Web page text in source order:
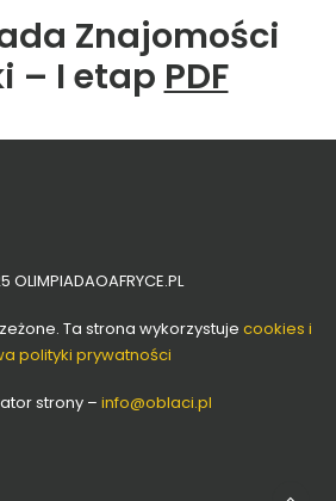
Znajomości
– I etap PDF
OLIMPIADAOAFRYCE.PL
Ta strona wykorzystuje cookies i
polityki prywatności
strony – info@oblaci.pl